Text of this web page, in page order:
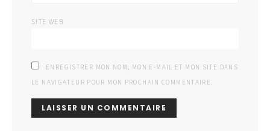
SITE WEB
ENREGISTRER MON NOM, MON E-MAIL ET MON SITE DANS
LE NAVIGATEUR POUR MON PROCHAIN COMMENTAIRE.